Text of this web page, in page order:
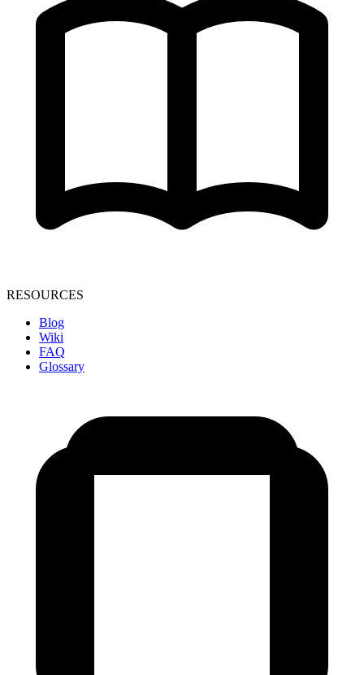
RESOURCES
Blog
Wiki
FAQ
Glossary